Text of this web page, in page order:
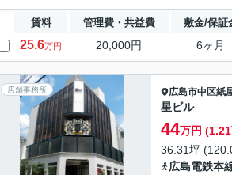
賃料 管理費・共益費 敷金/保証
25.6万円 20,000円 6ヶ月
店舗事務所 広島市中区紙
星ビル
44万円
36.31坪
広島電鉄本